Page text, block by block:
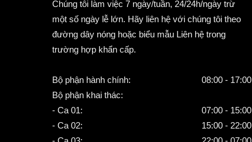
Chúng tôi làm việc 7 ngày/tuần, 24/24h/ngày trừ
một số ngày lễ lớn. Hãy liên hệ với chúng tôi theo
đường dây nóng hoặc biểu mẫu Liên hệ trong
trường hợp khẩn cấp.
Bộ phận hành chính:
08:00 - 17:00
Bộ phận khai thác:
- Ca 01:
07:00 - 15:00
- Ca 02:
15:00 - 22:00